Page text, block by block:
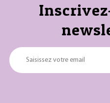
Saisissez votre email